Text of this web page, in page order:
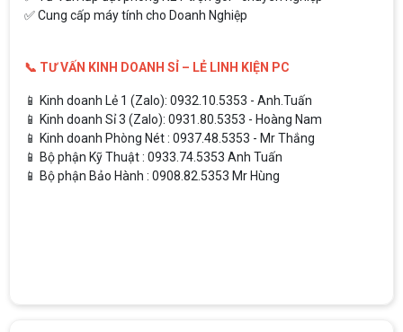
✅ Cung cấp máy tính cho Doanh Nghiệp
📞 TƯ VẤN KINH DOANH SỈ – LẺ LINH KIỆN PC
📱 Kinh doanh Lẻ 1 (Zalo): 0932.10.5353 - Anh.Tuấn
📱 Kinh doanh Sỉ 3 (Zalo): 0931.80.5353 - Hoàng Nam
📱 Kinh doanh Phòng Nét : 0937.48.5353 - Mr Thắng
📱 Bộ phận Kỹ Thuật : 0933.74.5353 Anh Tuấn
📱 Bộ phận Bảo Hành : 0908.82.5353 Mr Hùng